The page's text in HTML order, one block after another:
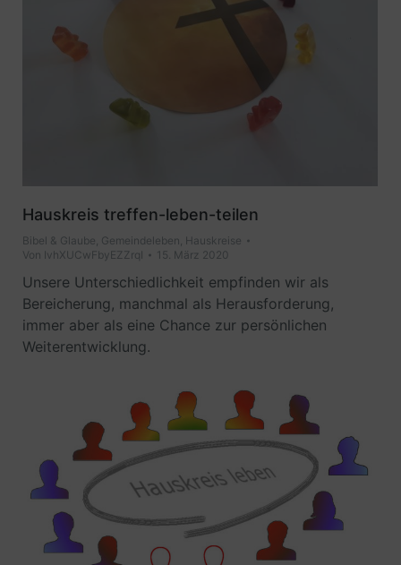
Hauskreis treffen-leben-teilen
Bibel & Glaube Gemeindeleben Hauskreise
Von IvhXUCwFbyEZZrqI 15. März 2020
Unsere Unterschiedlichkeit empfinden wir als
Bereicherung, manchmal als Herausforderung,
immer aber als eine Chance zur persönlichen
Weiterentwicklung.